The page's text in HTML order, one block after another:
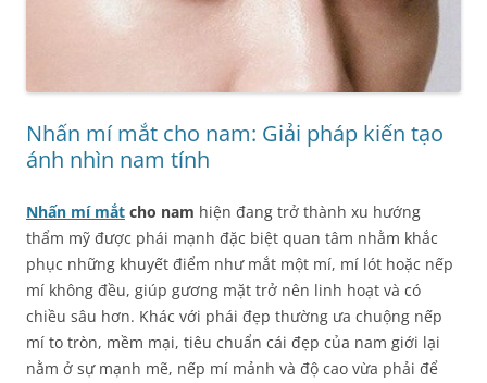
Nhấn mí mắt cho nam: Giải pháp kiến tạo
ánh nhìn nam tính
Nhấn mí mắt cho nam hiện đang trở thành xu hướng
thẩm mỹ được phái mạnh đặc biệt quan tâm nhằm khắc
phục những khuyết điểm như mắt một mí, mí lót hoặc nếp
mí không đều, giúp gương mặt trở nên linh hoạt và có
chiều sâu hơn. Khác với phái đẹp thường ưa chuộng nếp
mí to tròn, mềm mại, tiêu chuẩn cái đẹp của nam giới lại
nằm ở sự mạnh mẽ, nếp mí mảnh và độ cao vừa phải để